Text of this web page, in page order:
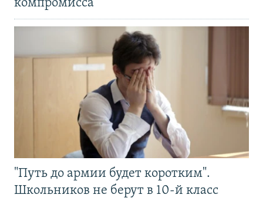
компромисса
"Путь до армии будет коротким".
Школьников не берут в 10-й класс